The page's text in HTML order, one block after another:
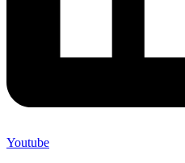
Youtube